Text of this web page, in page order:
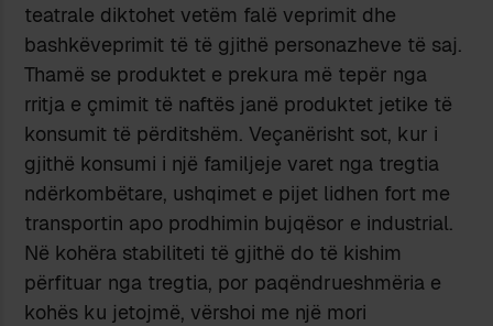
teatrale diktohet vetëm falë veprimit dhe
bashkëveprimit të të gjithë personazheve të saj.
Thamë se produktet e prekura më tepër nga
rritja e çmimit të naftës janë produktet jetike të
konsumit të përditshëm. Veçanërisht sot, kur i
gjithë konsumi i një familjeje varet nga tregtia
ndërkombëtare, ushqimet e pijet lidhen fort me
transportin apo prodhimin bujqësor e industrial.
Në kohëra stabiliteti të gjithë do të kishim
përfituar nga tregtia, por paqëndrueshmëria e
kohës ku jetojmë, vërshoi me një mori